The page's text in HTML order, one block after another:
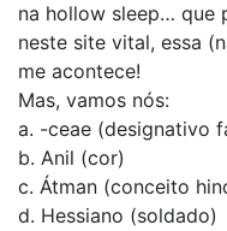
na hollow sleep… que
neste site vital, essa
me acontece!
Mas, vamos nós:
a. -ceae (designativo
b. Anil (cor)
c. Átman (conceito
d. Hessiano (soldado)